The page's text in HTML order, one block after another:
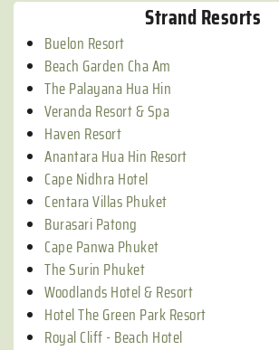
Strand Resorts
Buelon Resort
Beach Garden Cha Am
The Palayana Hua Hin
Veranda Resort & Spa
Haven Resort
Anantara Hua Hin Resort
Cape Nidhra Hotel
Centara Villas Phuket
Burasari Patong
Cape Panwa Phuket
The Surin Phuket
Woodlands Hotel & Resort
Hotel The Green Park Resort
Royal Cliff - Beach Hotel